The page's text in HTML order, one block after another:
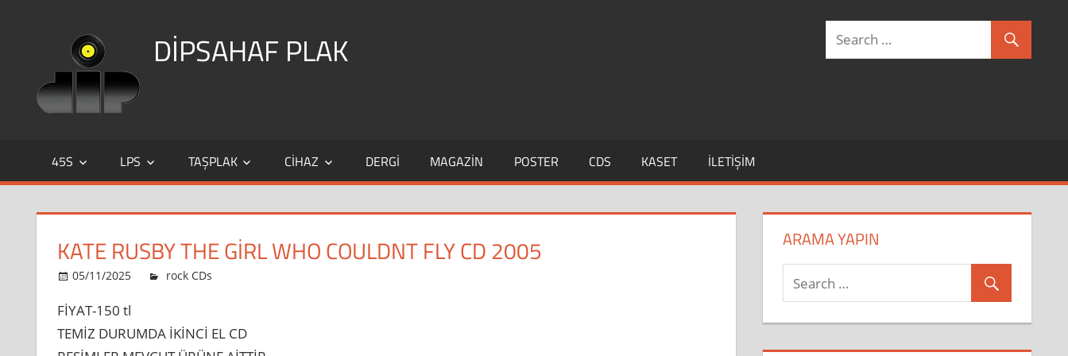
DİPSAHAF PLAK
DİPSAHAF
45S LPS TAŞPLAK CIHAZ DERGI MAGAZIN POSTER CDS KASET İLETIŞIM
KATE RUSBY THE GIRL WHO COULDNT FLY CD 2005
05/11/2025 dipsahaf
rock CDs
girl
who
FİYAT-150 tl
TEMİZ DURUMDA İKİNCİ EL CD
ARAMA YAPIN